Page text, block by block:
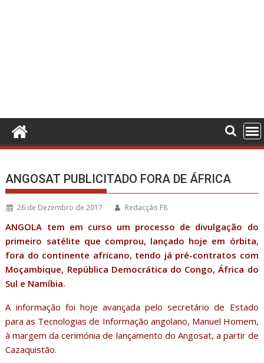
ANGOSAT PUBLICITADO FORA DE ÁFRICA
26 de Dezembro de 2017 Redacção F8
ANGOLA tem em curso um processo de divulgação do
primeiro satélite que comprou, lançado hoje em órbita,
fora do continente africano, tendo já pré-contratos com
Moçambique, República Democrática do Congo, África do
Sul e Namíbia.
A informação foi hoje avançada pelo secretário de Estado
para as Tecnologias de Informação angolano, Manuel Homem,
à margem da cerimónia de lançamento do Angosat, a partir de
Cazaquistão.